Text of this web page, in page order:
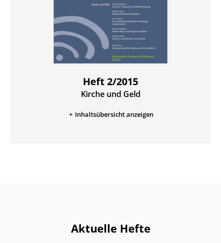
Heft 2/2015
:
Kirche und Geld
Inhaltsübersicht anzeigen
Aktuelle Hefte